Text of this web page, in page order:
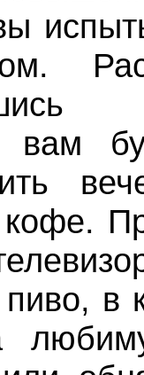
вам
в